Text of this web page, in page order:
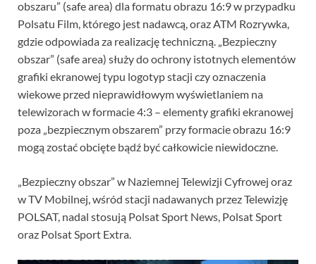
obszaru” (safe area) dla formatu obrazu 16:9 w przypadku
Polsatu Film, którego jest nadawcą, oraz ATM Rozrywka,
gdzie odpowiada za realizację techniczną. „Bezpieczny
obszar” (safe area) służy do ochrony istotnych elementów
grafiki ekranowej typu logotyp stacji czy oznaczenia
wiekowe przed nieprawidłowym wyświetlaniem na
telewizorach w formacie 4:3 – elementy grafiki ekranowej
poza „bezpiecznym obszarem” przy formacie obrazu 16:9
mogą zostać obcięte bądź być całkowicie niewidoczne.
„Bezpieczny obszar” w Naziemnej Telewizji Cyfrowej oraz
w TV Mobilnej, wśród stacji nadawanych przez Telewizję
POLSAT, nadal stosują Polsat Sport News, Polsat Sport
oraz Polsat Sport Extra.